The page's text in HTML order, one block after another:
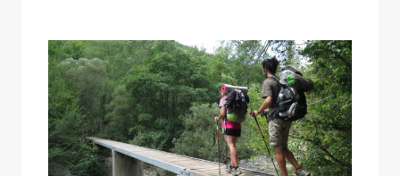
LA
GR11
CON
TIENDA
DE
CAMPAÑA?